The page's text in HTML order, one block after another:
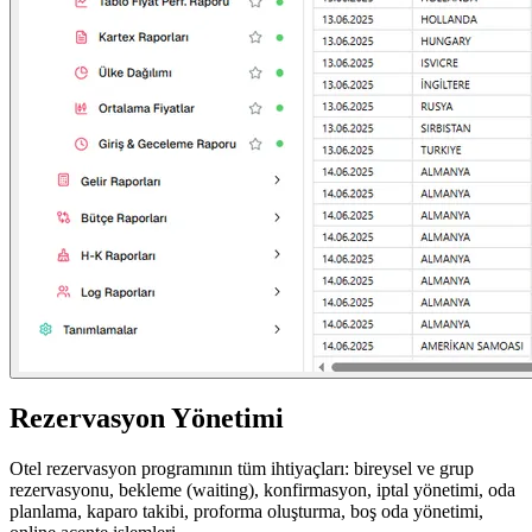
Rezervasyon Yönetimi
Otel rezervasyon programının tüm ihtiyaçları: bireysel ve grup
rezervasyonu, bekleme (waiting), konfirmasyon, iptal yönetimi, oda
planlama, kaparo takibi, proforma oluşturma, boş oda yönetimi,